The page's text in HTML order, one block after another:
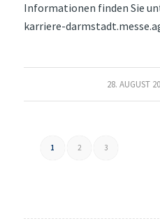
Informationen finden Sie
karriere-
28. AUGUST
1 2 3